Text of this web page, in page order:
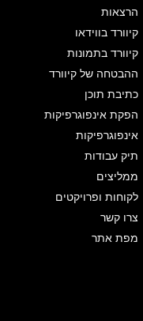
הרצאות
קיוורד בווידאו
קיוורד בתמונות
ההבטחה של קיוורד
כתיבת תוכן
הפקת אינפוגרפיקות
אינפוגרפיקות
תיק עבודות
ממליצים
לקוחות ופרויקטים
צרו קשר
מפת אתר